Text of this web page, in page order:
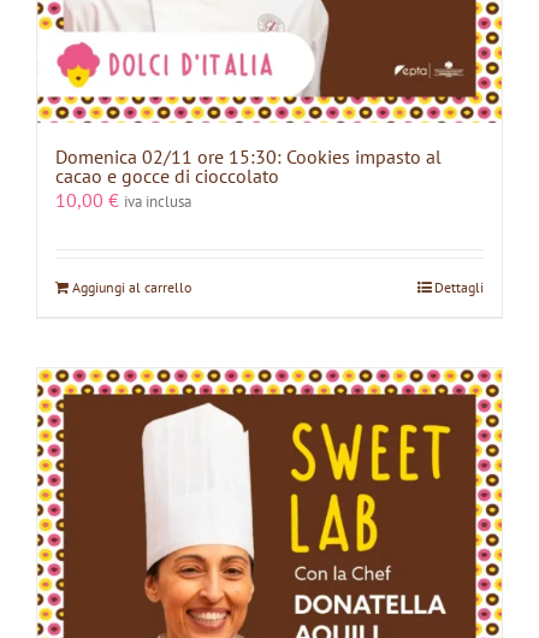
Domenica 02/11 ore 15:30: Cookies impasto al
cacao e gocce di cioccolato
10,00 € iva inclusa
Aggiungi al carrello Dettagli